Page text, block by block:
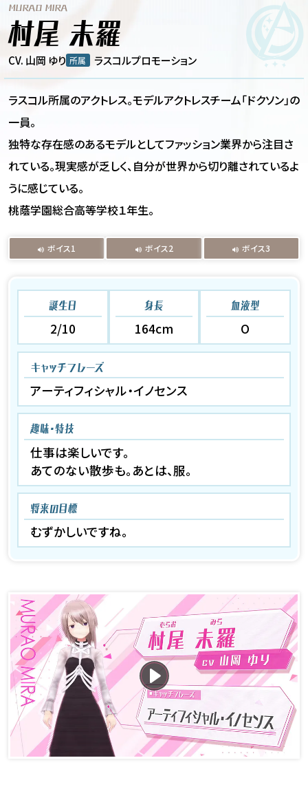
村尾 未羅
MURAO MIRA
CV. 山岡 ゆり 所属 ラスコルプロモーション
ラスコル所属のアクトレス。モデルアクトレスチーム「ドクソン」の
一員。
独特な存在感のあるモデルとしてファッション業界から注目さ
れている。現実感が乏しく、自分が世界から切り離されているよ
うに感じている。
桃蔭学園総合高等学校１年生。
ボイス1 ボイス2 ボイス3
誕生日
2/10
身長
164cm
血液型
O
キャッチフレーズ
アーティフィシャル・イノセンス
趣味・特技
仕事は楽しいです。
あてのない散歩も。あとは、服。
将来の目標
むずかしいですね。